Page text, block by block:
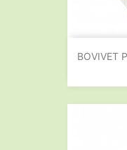
BOVIVET